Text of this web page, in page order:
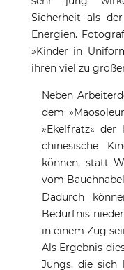
Sicherheit als
Energien.
»Kinder in
ihren viel zu
Neben
dem
»Ekelfratz« der
chinesische
können, statt
vom
Dadurch
Bedürfnis
in einem Zug
Als Ergebnis
Jungs, die sich